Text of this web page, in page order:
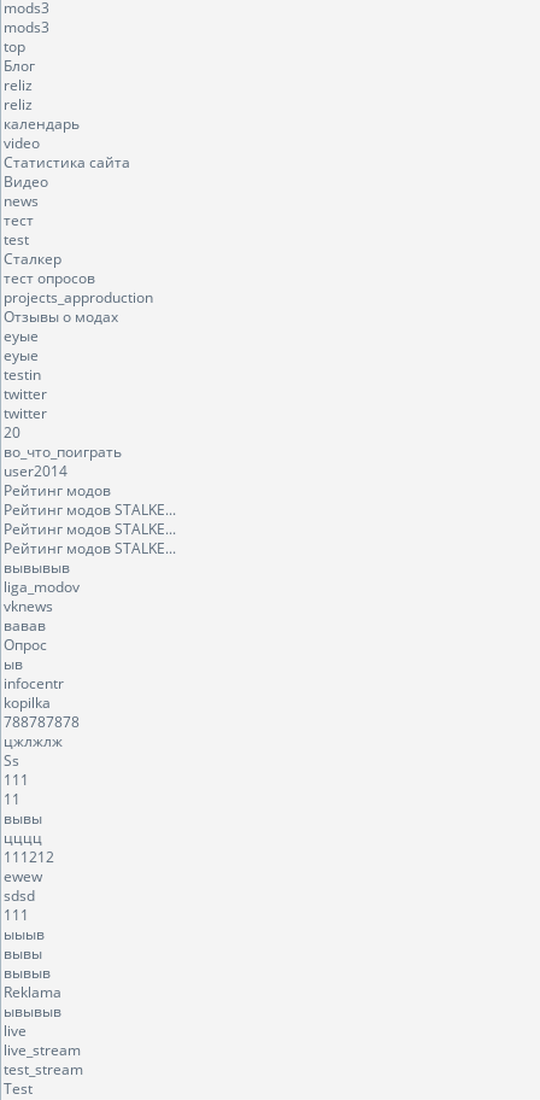
mods3
mods3
top
Блог
reliz
reliz
календарь
video
Статистика сайта
Видео
news
тест
test
Сталкер
тест опросов
projects_approduction
Отзывы о модах
еуые
еуые
testin
twitter
twitter
20
во_что_поиграть
user2014
Рейтинг модов
Рейтинг модов STALKE...
Рейтинг модов STALKE...
Рейтинг модов STALKE...
вывывыв
liga_modov
vknews
вавав
Опрос
ыв
infocentr
kopilka
788787878
цжлжлж
Ss
111
11
вывы
цццц
111212
ewew
sdsd
111
ыыыв
вывы
вывыв
Reklama
ывывыв
live
live_stream
test_stream
Test